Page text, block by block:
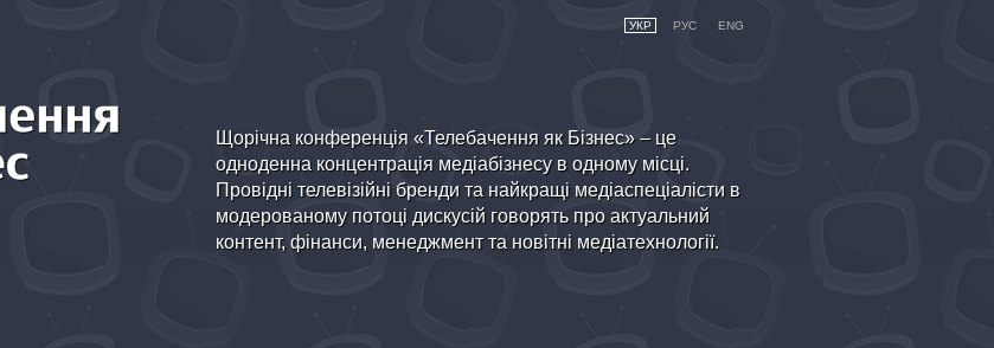
УКР РУС ENG
Щорічна конференція «Телебачення як Бізнес» – це
одноденна концентрація медіабізнесу в одному місці.
Провідні телевізійні бренди та найкращі медіаспеціалісти в
модерованому потоці дискусій говорять про актуальний
контент, фінанси, менеджмент та новітні медіатехнології.